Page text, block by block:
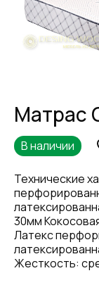
Матрас
В наличии
Технические
30мм
Латекс
Жесткость: